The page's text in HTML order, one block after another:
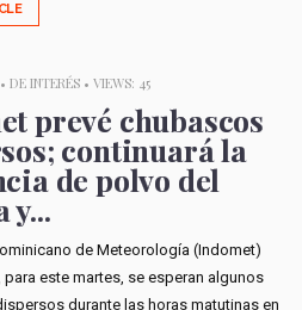
DE INTERÉS• VIEWS: 45
prevé chubascos
continuará la
de polvo del
y...
de Meteorología (Indomet)
este martes, se esperan algunos
durante las horas matutinas en